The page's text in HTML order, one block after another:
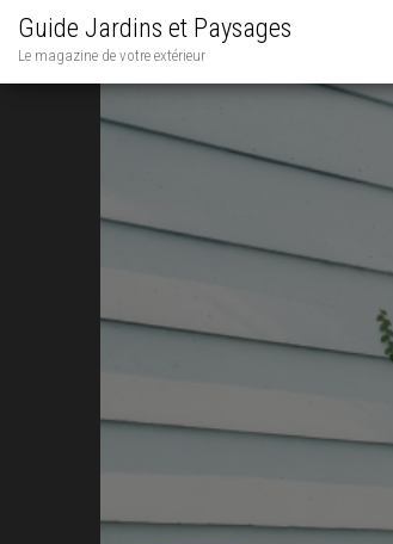
Guide Jardins et Paysages
Le magazine de votre extérieur